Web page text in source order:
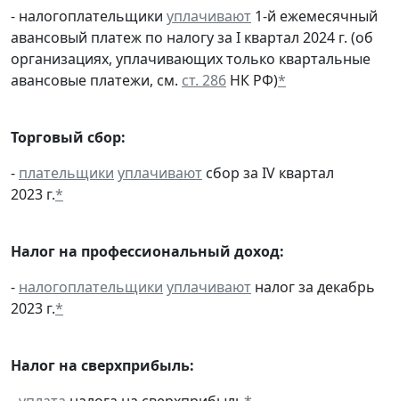
- налогоплательщики уплачивают 1-й ежемесячный
авансовый платеж по налогу за I квартал 2024 г. (об
организациях, уплачивающих только квартальные
авансовые платежи, см. ст. 286 НК РФ)*
Торговый сбор:
- плательщики уплачивают сбор за IV квартал
2023 г.*
Налог на профессиональный доход:
- налогоплательщики уплачивают налог за декабрь
2023 г.*
Налог на сверхприбыль: